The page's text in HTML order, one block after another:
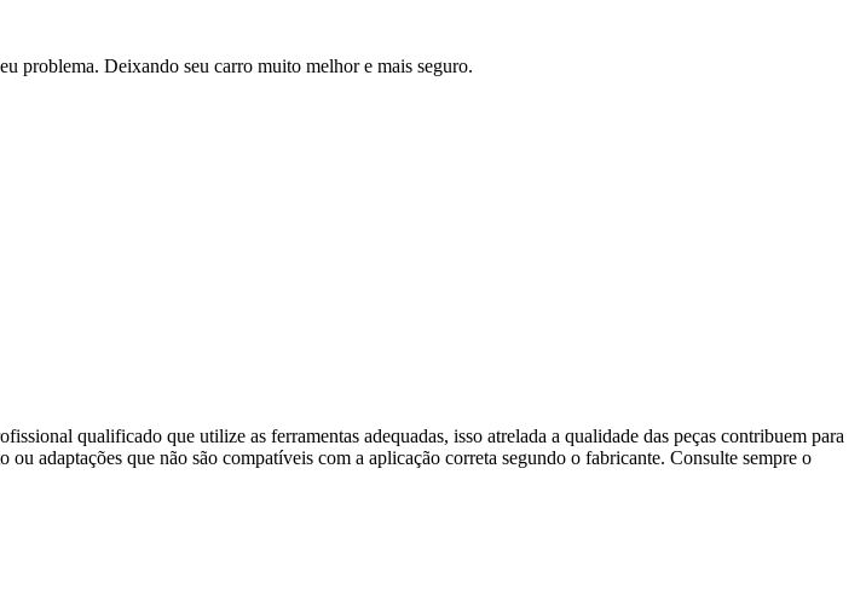
problema. Deixando seu carro muito melhor e mais seguro.
qualificado que utilize as ferramentas adequadas, isso atrelada a qualidade das peças contribuem para
adaptações que não são compatíveis com a aplicação correta segundo o fabricante. Consulte sempre o